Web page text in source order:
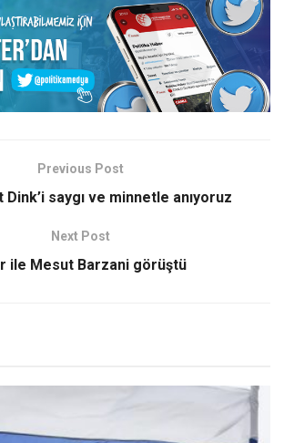
Previous Post
Dink’i saygı ve minnetle anıyoruz
Next Post
ile Mesut Barzani görüştü